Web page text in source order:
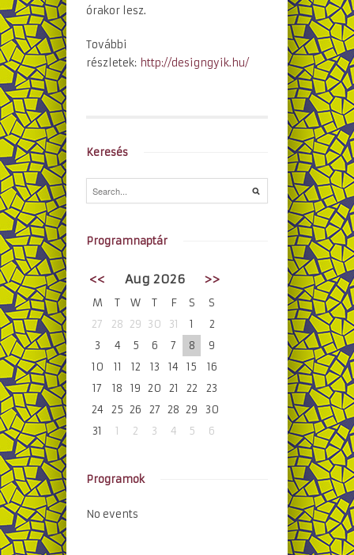
órakor lesz.
További
részletek: http://designgyik.hu/
Keresés
Programnaptár
<< Aug 2026 >>
M T W T F S
S
27
28 29 30 31 1
2
3
4 5 6 7 8
9
10
11 12 13 14 15
16
17
18 19 20 21 22
23
24
25 26 27 28 29
30
31
1 2 3 4 5 6
Programok
No events